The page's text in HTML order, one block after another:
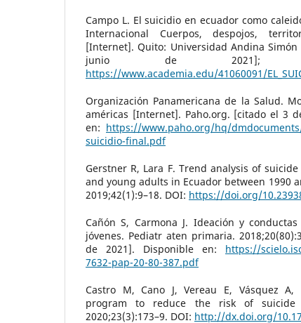
Campo L. El suicidio en ecuador como
Internacional Cuerpos, despojos,
[Internet]. Quito: Universidad Andina
junio de 2021];
https://www.academia.edu/41060091/
Organización Panamericana de la Salud.
américas [Internet]. Paho.org. [citado el 3
en: https://www.paho.org/hq/
suicidio-final.pdf
Gerstner R, Lara F. Trend analysis of
and young adults in Ecuador between 1990
2019;42(1):9–18. DOI: https://doi.org/
Cañón S, Carmona J. Ideación y
jóvenes. Pediatr aten primaria.
de 2021]. Disponible en: https://
7632-pap-20-80-387.pdf
Castro M, Cano J, Vereau E, Vásquez A,
program to reduce the risk of suicide
2020;23(3):173–9. DOI: http://dx.doi.org/